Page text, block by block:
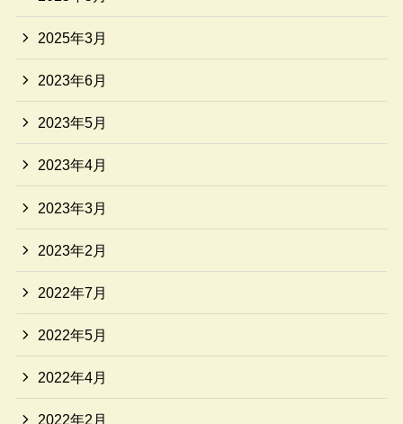
2025年3月
2023年6月
2023年5月
2023年4月
2023年3月
2023年2月
2022年7月
2022年5月
2022年4月
2022年2月